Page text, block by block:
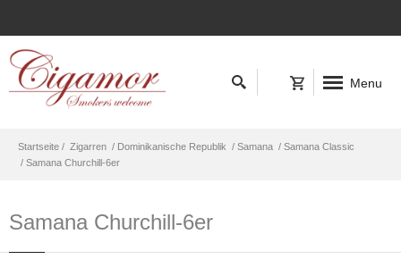
Menu
Startseite / Zigarren / Dominikanische Republik / Samana / Samana Classic
/ Samana Churchill-6er
Samana Churchill-6er